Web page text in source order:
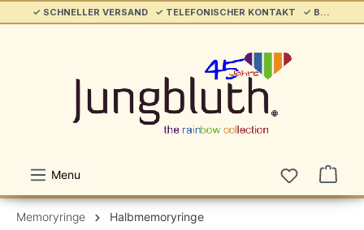
springen ✓ SCHNELLER VERSAND ✓ TELEFONISCHER KONTAKT ✓ BELIEBT & ETABLIERT ✓ SERVICE/HILFE
Menu
Memoryringe Halbmemoryringe